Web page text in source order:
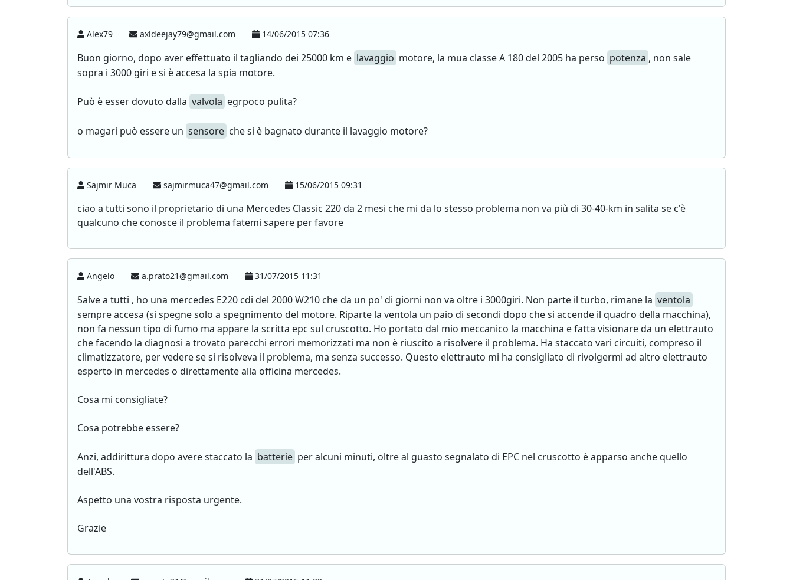
Alex79 axldeejay79@gmail.com 14/06/2015 07:36
Buon giorno, dopo aver effettuato il tagliando dei 25000 km e lavaggio motore, la mua classe A 180 del 2005 ha perso potenza , non sale
sopra i 3000 giri e si è accesa la spia motore.
Può è esser dovuto dalla valvola egrpoco pulita?
o magari può essere un sensore che si è bagnato durante il lavaggio motore?
Sajmir Muca sajmirmuca47@gmail.com 15/06/2015 09:31
ciao a tutti sono il proprietario di una Mercedes Classic 220 da 2 mesi che mi da lo stesso problema non va più di 30-40-km in salita se c'è
qualcuno che conosce il problema fatemi sapere per favore
Angelo a.prato21@gmail.com 31/07/2015 11:31
Salve a tutti , ho una mercedes E220 cdi del 2000 W210 che da un po' di giorni non va oltre i 3000giri. Non parte il turbo, rimane la ventola
sempre accesa (si spegne solo a spegnimento del motore. Riparte la ventola un paio di secondi dopo che si accende il quadro della macchina),
non fa nessun tipo di fumo ma appare la scritta epc sul cruscotto. Ho portato dal mio meccanico la macchina e fatta visionare da un elettrauto
che facendo la diagnosi a trovato parecchi errori memorizzati ma non è riuscito a risolvere il problema. Ha staccato vari circuiti, compreso il
climatizzatore, per vedere se si risolveva il problema, ma senza successo. Questo elettrauto mi ha consigliato di rivolgermi ad altro elettrauto
esperto in mercedes o direttamente alla officina mercedes.
Cosa mi consigliate?
Cosa potrebbe essere?
Anzi, addirittura dopo avere staccato la batterie per alcuni minuti, oltre al guasto segnalato di EPC nel cruscotto è apparso anche quello
dell'ABS.
Aspetto una vostra risposta urgente.
Grazie